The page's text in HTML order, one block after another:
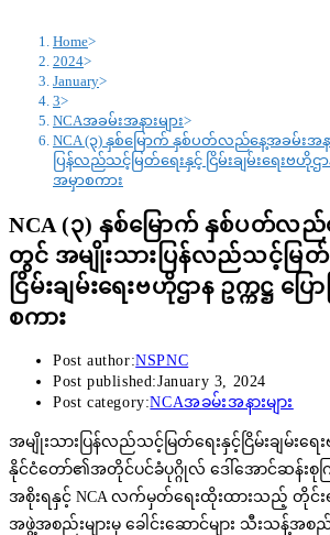
Home>
2024>
January>
3>
NCAအခမ်းအနားများ>
NCA (၃) နှစ်မြောက် နှစ်ပတ်လည်နေ့အခမ်းအ
ပြန်လည်သင့်မြတ်ရေးနှင့် ငြိမ်းချမ်းရေးဗဟိုဌာ
အမှာစကား
NCA (၃) နှစ်မြောက် နှစ်ပတ်လည်
တွင် အမျိုးသားပြန်လည်သင့်မြတ်
ငြိမ်းချမ်းရေးဗဟိုဌာန ဥက္ကဋ္ဌ ပ
စကား
Post author:NSPNC
Post published:January 3, 2024
Post category:NCAအခမ်းအနားများ
အမျိုးသားပြန်လည်သင့်မြတ်ရေးနှင့်ငြိမ်းချမ်းရေး
နိုင်ငံတော်၏အတိုင်ပင်ခံပုဂ္ဂိုလ် ဒေါ်အောင်ဆန်း
အစိုးရနှင့် NCA လက်မှတ်ရေးထိုးထားသည့် တိုင်
အဖွဲ့အစည်းများမှ ခေါင်းဆောင်များ သီးသန့်အစည်